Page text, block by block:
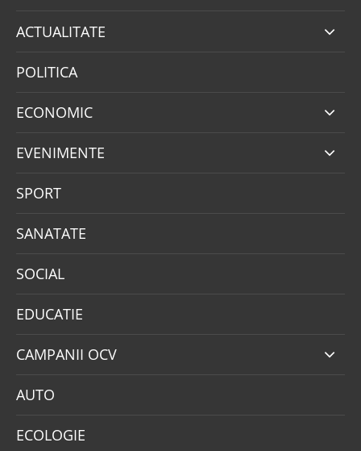
ACTUALITATE
POLITICA
ECONOMIC
EVENIMENTE
SPORT
SANATATE
SOCIAL
EDUCATIE
CAMPANII OCV
AUTO
ECOLOGIE